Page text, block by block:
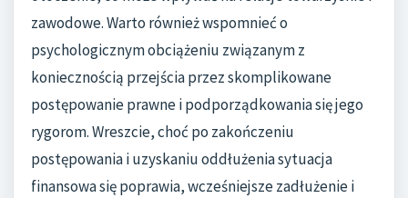
zawodowe. Warto również wspomnieć o
psychologicznym obciążeniu związanym z
koniecznością przejścia przez skomplikowane
postępowanie prawne i podporządkowania się jego
rygorom. Wreszcie, choć po zakończeniu
postępowania i uzyskaniu oddłużenia sytuacja
finansowa się poprawia, wcześniejsze zadłużenie i